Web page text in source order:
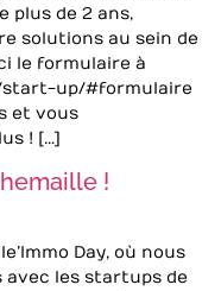
plus de 2 ans,
solutions au sein de
le formulaire à
start-up/#formulaire
et vous
! […]
!
Day, où nous
avec les startups de